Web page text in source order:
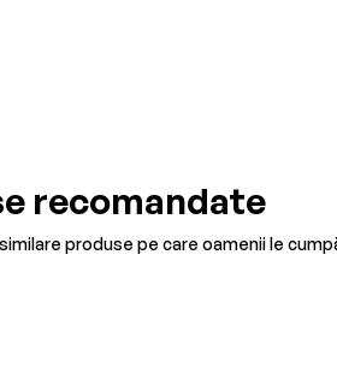
recomandate
produse pe care oamenii le